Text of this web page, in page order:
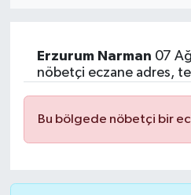
Erzurum Narman 07
nöbetçi eczane adres,
Bu bölgede nöbetçi bir
ÖZEL HABER
SAĞLIK
SİYASET